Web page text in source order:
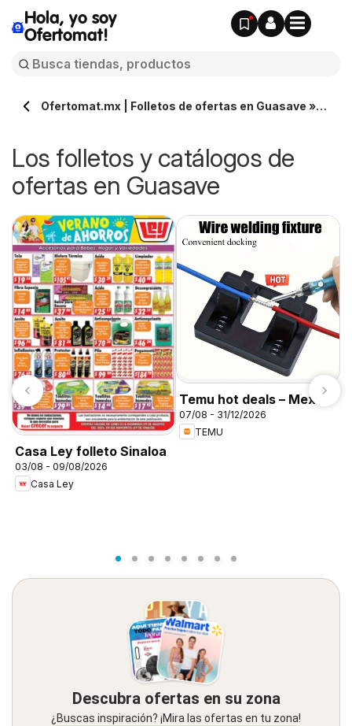
Hola, yo soy
Ofertomat!
Ofertomat.mx | Folletos de ofertas en Guasave »
Los folletos y catálogos de
ofertas en Guasave
Casa Ley folleto Sinaloa
03/08 - 09/08/2026
Casa Ley
Temu hot deals – Mexico
07/08 - 31/12/2026
TEMU
Descubra ofertas en su zona
¿Buscas inspiración? ¡Mira las ofertas en tu zona!